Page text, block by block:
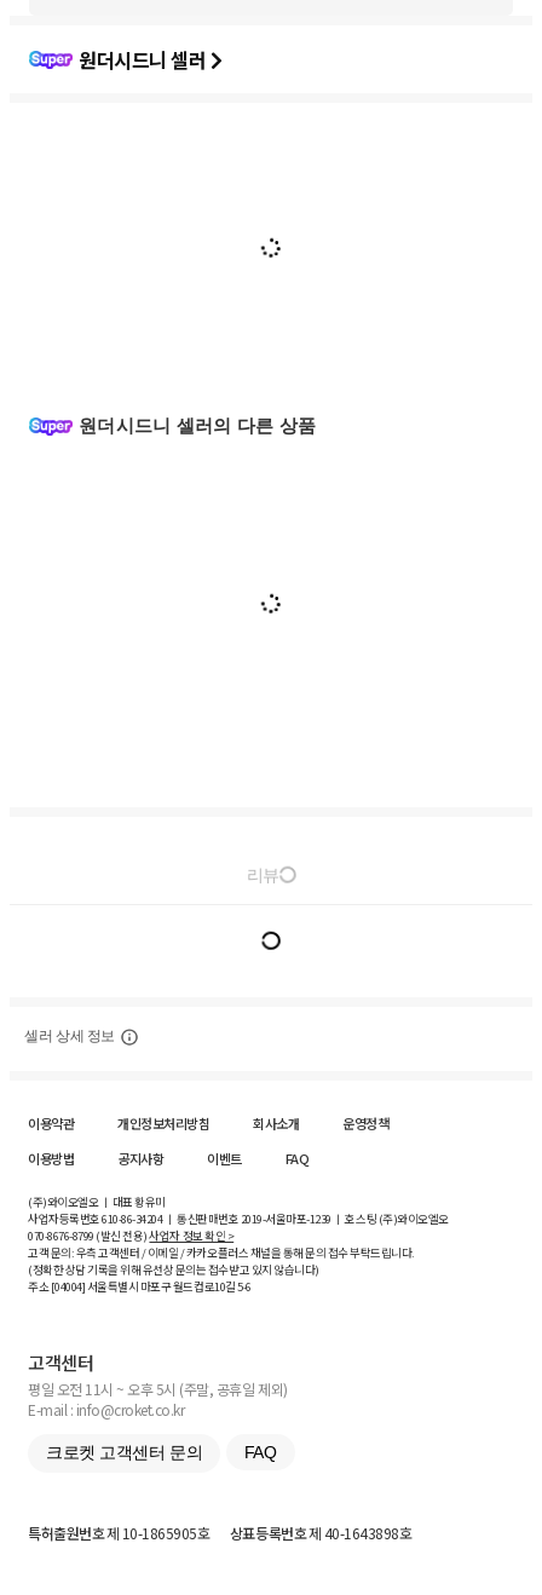
원더시드니 셀러
원더시드니 셀러의 다른 상품
리뷰
셀러 상세 정보
이용약관 개인정보처리방침 회사소개
운영정책
이용방법
공지사항 이벤트 FAQ
(주)와이오엘오 ㅣ 대표 황유미
사업자등록번호610-86-34204ㅣ 통신판매번호 2019-서울마포-1239 ㅣ 호스팅 (주)와이오엘오
070-8676-8799 (발신 전용)사업자 정보 확인 >
고객 문의: 우측 고객센터 / 이메일 / 카카오플러스 채널을 통해 문의 접수 부탁드립니다.
(정확한 상담 기록을 위해 유선상 문의는 접수받고 있지 않습니다)
주소 [04004] 서울특별시 마포구 월드컵로10길5-6
고객센터
평일 오전 11시 ~ 오후 5시 (주말, 공휴일 제외)
E-mail : info@croket.co.kr
크로켓 고객센터 문의 FAQ
특허출원번호제 10-1865905호 상표등록번호제 40-1643898호